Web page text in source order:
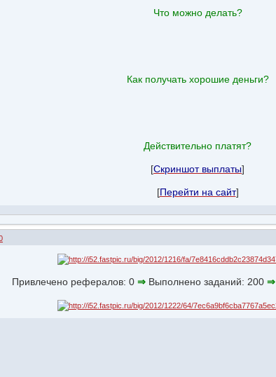
Что можно делать?
Как получать хорошие деньги?
Действительно платят?
[Скриншот выплаты]
[Перейти на сайт]
Привлечено рефералов: 0 ⇒ Выполнено заданий: 200 ⇒